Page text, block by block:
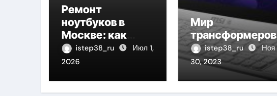
Ремонт
ноутбуков в
Москве: как
найти надежный
сервис
istep38_ru
Июл 1,
2026
Мир
трансформеров
istep38_ru
Ноя
30, 2023